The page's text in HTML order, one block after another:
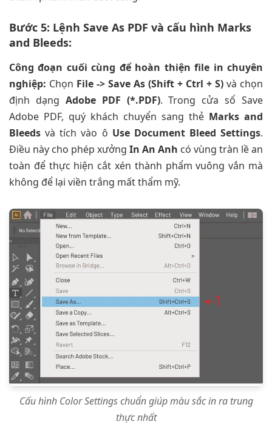
Bước 5: Lệnh Save As PDF và cấu hình Marks
and Bleeds:
Công đoạn cuối cùng để hoàn thiện file in chuyên
nghiệp: Chọn File -> Save As (Shift + Ctrl + S) và chọn
định dạng Adobe PDF (*.PDF). Trong cửa sổ Save
Adobe PDF, quý khách chuyển sang thẻ Marks and
Bleeds và tích vào ô Use Document Bleed Settings.
Điều này cho phép xưởng In An Anh có vùng tràn lề an
toàn để thực hiện cắt xén thành phẩm vuông vắn mà
không để lại viền trắng mất thẩm mỹ.
Cấu hình Color Settings chuẩn giúp màu sắc in ra trung
thực nhất